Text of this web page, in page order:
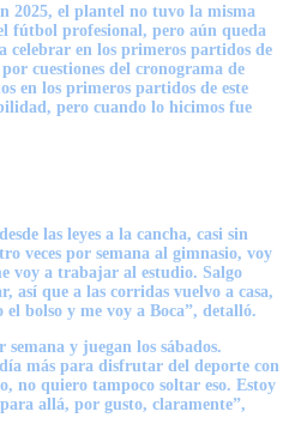
2025, el plantel no tuvo la misma
fútbol profesional, pero aún queda
celebrar en los primeros partidos de
cuestiones del cronograma de
en los primeros partidos de este
pero cuando lo hicimos fue
las leyes a la cancha, casi sin
veces por semana al gimnasio, voy
voy a trabajar al estudio. Salgo
así que a las corridas vuelvo a casa,
el bolso y me voy a Boca”, detalló.
y juegan los sábados.
más para disfrutar del deporte con
no quiero tampoco soltar eso. Estoy
allá, por gusto, claramente”,